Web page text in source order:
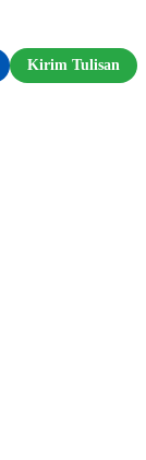
Kirim Tulisan